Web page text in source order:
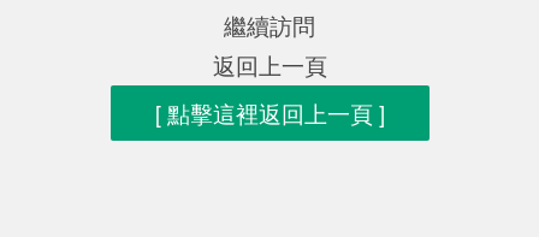
繼續訪問
返回上一頁
[ 點擊這裡返回上一頁 ]